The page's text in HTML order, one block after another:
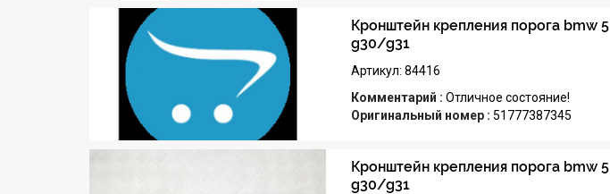
Кронштейн крепления порога bmw 5
g30/g31
Артикул: 84416
Комментарий : Отличное состояние!
Оригинальный номер : 51777387345
Кронштейн крепления порога bmw 5
g30/g31